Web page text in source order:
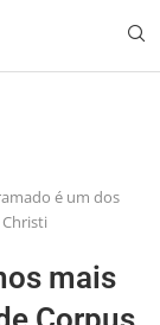
é um dos
mais